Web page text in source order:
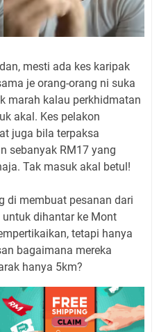
mesti ada kes karipak
je orang-orang ni suka
marah kalau perkhidmatan
akal. Kes pelakon
juga bila terpaksa
sebanyak RM17 yang
Tak masuk akal betul!
di membuat pesanan dari
dihantar ke Mont
tetapi hanya
bagaimana mereka
hanya 5km?